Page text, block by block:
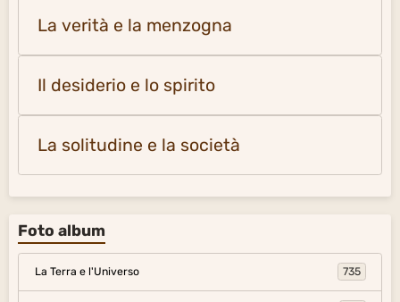
La verità e la menzogna
Il desiderio e lo spirito
La solitudine e la società
Foto album
La Terra e l'Universo 735